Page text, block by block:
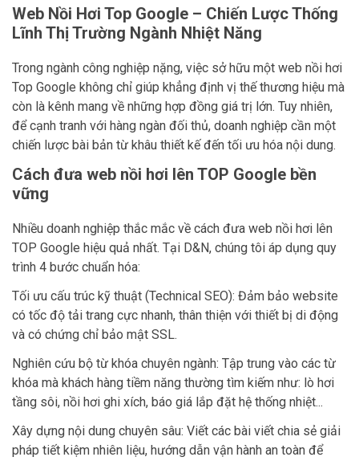
Web Nồi Hơi Top Google – Chiến Lược Thống
Lĩnh Thị Trường Ngành Nhiệt Năng
Trong ngành công nghiệp nặng, việc sở hữu một web nồi hơi
Top Google không chỉ giúp khẳng định vị thế thương hiệu mà
còn là kênh mang về những hợp đồng giá trị lớn. Tuy nhiên,
để cạnh tranh với hàng ngàn đối thủ, doanh nghiệp cần một
chiến lược bài bản từ khâu thiết kế đến tối ưu hóa nội dung.
Cách đưa web nồi hơi lên TOP Google bền
vững
Nhiều doanh nghiệp thắc mắc về cách đưa web nồi hơi lên
TOP Google hiệu quả nhất. Tại D&N, chúng tôi áp dụng quy
trình 4 bước chuẩn hóa:
Tối ưu cấu trúc kỹ thuật (Technical SEO): Đảm bảo website
có tốc độ tải trang cực nhanh, thân thiện với thiết bị di động
và có chứng chỉ bảo mật SSL.
Nghiên cứu bộ từ khóa chuyên ngành: Tập trung vào các từ
khóa mà khách hàng tiềm năng thường tìm kiếm như: lò hơi
tầng sôi, nồi hơi ghi xích, báo giá lắp đặt hệ thống nhiệt...
Xây dựng nội dung chuyên sâu: Viết các bài viết chia sẻ giải
pháp tiết kiệm nhiên liệu, hướng dẫn vận hành an toàn để